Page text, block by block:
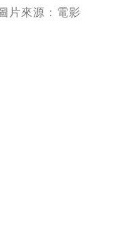
片來源：電影